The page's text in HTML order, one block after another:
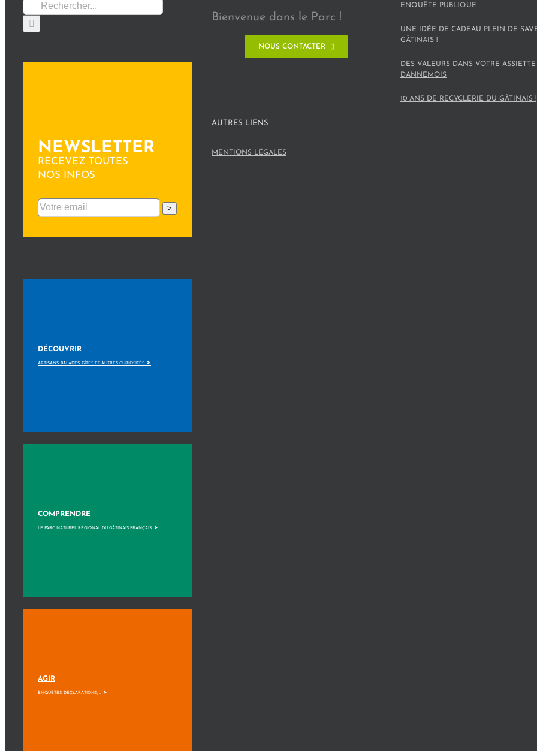
NEWSLETTER
RECEVEZ TOUTES
NOS INFOS
>
DÉCOUVRIR
ARTISANS, BALADES, GÎTES ET AUTRES CURIOSITÉS >
COMPRENDRE
LE PARC NATUREL RÉGIONAL DU GÂTINAIS FRANÇAIS >
AGIR
ENQUÊTES, DÉCLARATIONS, ... >
Bienvenue dans le Parc !
NOUS CONTACTER
ENQUÊTE PUBLIQUE
UNE IDÉE DE CADEAU PLEIN DE
GÂTINAIS !
DES VALEURS DANS VOTRE
DANNEMOIS
10 ANS DE RECYCLERIE DU GÂTINAIS !
AUTRES LIENS
MENTIONS LÉGALES